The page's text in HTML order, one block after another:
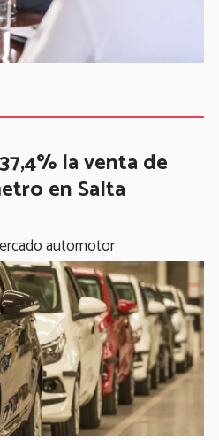
la venta de
en Salta
automotor